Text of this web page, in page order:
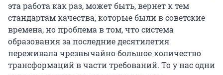
эта работа как раз, может быть, вернет к тем
стандартам качества, которые были в советские
времена, но проблема в том, что система
образования за последние десятилетия
переживала чрезвычайно большое количество
трансформаций в части требований. То у нас одни